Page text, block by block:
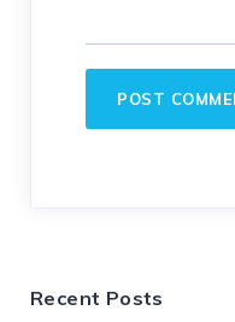
Recent Posts